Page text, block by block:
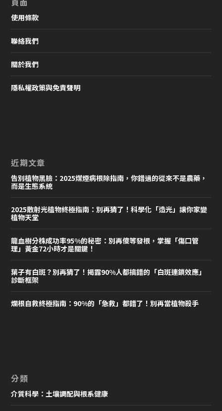
使用條款
聯絡我們
關於我們
隱私權政策與免責聲明
近期文章
告別植物黑臉：2025煤煙病根除指南，你錯過的從來不是農藥，
而是生態系統
2025散射光植物終極指南：別再猜了！科學化「造光」讓你家變
植物天堂
龍血樹分株成功率95%的秘密：別再傻等發根，掌握「傷口管
理」黃金72小時才是關鍵！
葉子有白斑？別再猜了！揭露90%人都搞錯的「白斑連鎖效應」
診斷框架
爛根自救終極指南：90%的「急救」都錯了！別再當植物殺手
分類
介質科學：土壤調配與根系健康